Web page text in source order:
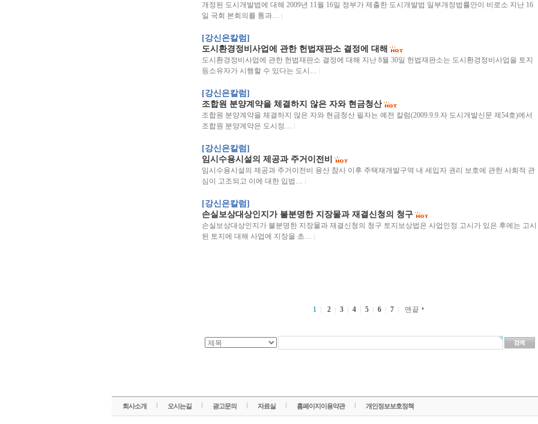
개정된 도시개발법에 대해 2009년 11월 16일 정부가 제출한 도시개발법 일부개정법률안이 비로소 지난 16
일 국회 본회의를 통과…
[강신은칼럼]
도시환경정비사업에 관한 헌법재판소 결정에 대해
도시환경정비사업에 관한 헌법재판소 결정에 대해 지난 8월 30일 헌법재판소는 도시환경정비사업을 토지
등소유자가 시행할 수 있다는 도시…
[강신은칼럼]
조합원 분양계약을 체결하지 않은 자와 현금청산
조합원 분양계약을 체결하지 않은 자와 현금청산 필자는 예전 칼럼(2009.9.9.자 도시개발신문 제54호)에서
조합원 분양계약은 도시정…
[강신은칼럼]
임시수용시설의 제공과 주거이전비
임시수용시설의 제공과 주거이전비 용산 참사 이후 주택재개발구역 내 세입자 권리 보호에 관한 사회적 관
심이 고조되고 이에 대한 입법…
[강신은칼럼]
손실보상대상인지가 불분명한 지장물과 재결신청의 청구
손실보상대상인지가 불분명한 지장물과 재결신청의 청구 토지보상법은 사업인정 고시가 있은 후에는 고시
된 토지에 대해 사업에 지장을 초…
1 2 3 4 5 6 7 맨끝
회사소개 오시는길 광고문의 자료실 홈페이지이용약관 개인정보보호정책